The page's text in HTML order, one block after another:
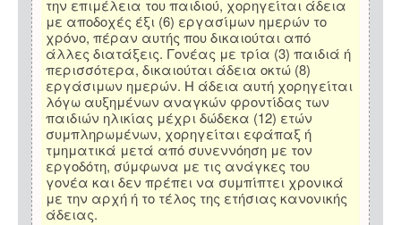
την επιμέλεια του παιδιού, χορηγείται άδεια
με αποδοχές έξι (6) εργασίμων ημερών το
χρόνο, πέραν αυτής που δικαιούται από
άλλες διατάξεις. Γονέας με τρία (3) παιδιά ή
περισσότερα, δικαιούται άδεια οκτώ (8)
εργάσιμων ημερών. Η άδεια αυτή χορηγείται
λόγω αυξημένων αναγκών φροντίδας των
παιδιών ηλικίας μέχρι δώδεκα (12) ετών
συμπληρωμένων, χορηγείται εφάπαξ ή
τμηματικά μετά από συνεννόηση με τον
εργοδότη, σύμφωνα με τις ανάγκες του
γονέα και δεν πρέπει να συμπίπτει χρονικά
με την αρχή ή το τέλος της ετήσιας κανονικής
άδειας.